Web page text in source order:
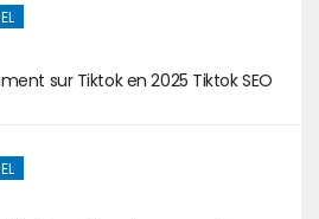
sur Tiktok en 2025 Tiktok SEO